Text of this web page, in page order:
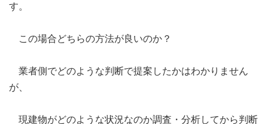
す。
この場合どちらの方法が良いのか？
業者側でどのような判断で提案したかはわかりません
が、
現建物がどのような状況なのか調査・分析してから判断